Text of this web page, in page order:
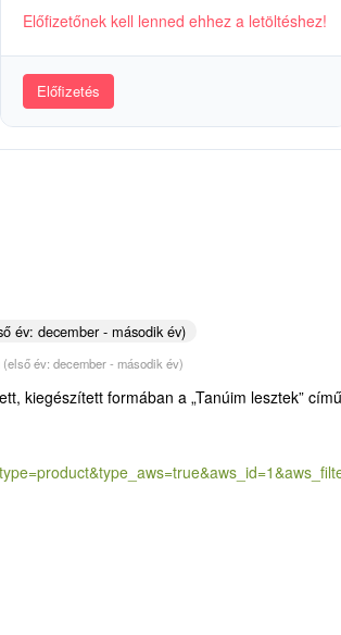
Előfizetőnek kell lenned ehhez a letöltéshez!
Előfizetés
év: december - második év)
év: december - második év)
kiegészített formában a „Tanúim lesztek” című
type_aws=true&aws_id=1&aws_